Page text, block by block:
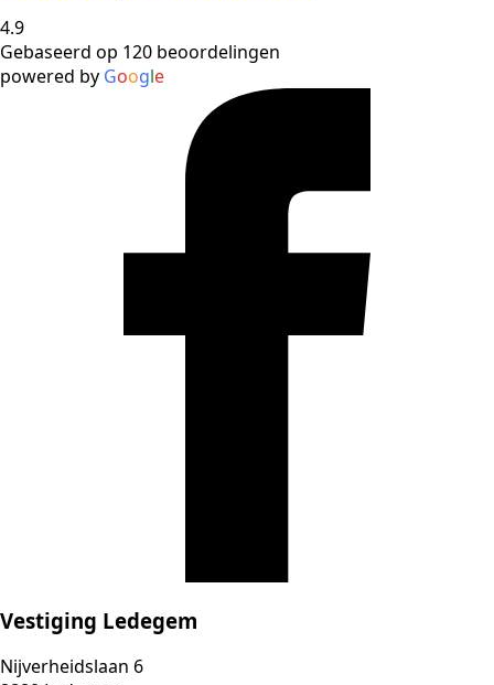
4.9
Gebaseerd op 120 beoordelingen
powered by Google
Vestiging Ledegem
Nijverheidslaan 6